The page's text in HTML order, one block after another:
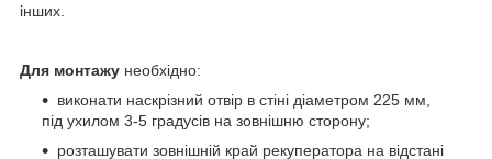
інших.
Для монтажу необхідно:
виконати наскрізний отвір в стіні діаметром 225 мм,
під ухилом 3-5 градусів на зовнішню сторону;
розташувати зовнішній край рекуператора на відстані